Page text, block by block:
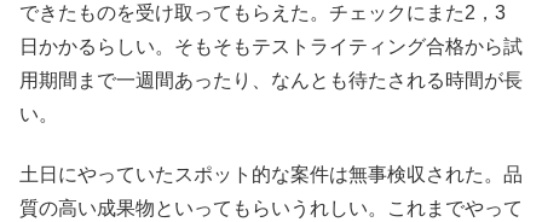
できたものを受け取ってもらえた。チェックにまた2，3
日かかるらしい。そもそもテストライティング合格から試
用期間まで一週間あったり、なんとも待たされる時間が長
い。
土日にやっていたスポット的な案件は無事検収された。品
質の高い成果物といってもらいうれしい。これまでやって